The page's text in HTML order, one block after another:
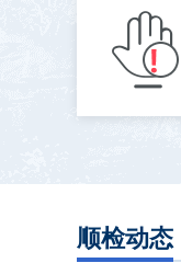
顺检动态